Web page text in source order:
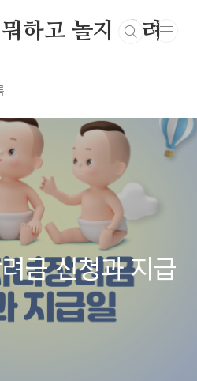
하고 놀지 알려
금 신청과 지급